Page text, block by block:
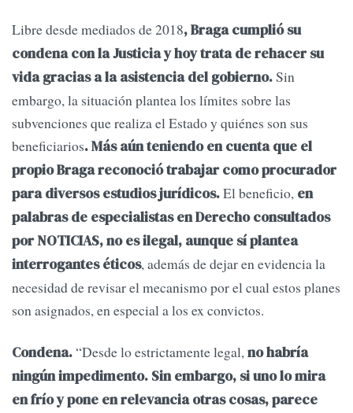
Libre desde mediados de 2018, Braga cumplió su
condena con la Justicia y hoy trata de rehacer su
vida gracias a la asistencia del gobierno.Sin
embargo, la situación plantea los límites sobre las
subvenciones que realiza el Estado y quiénes son sus
beneficiarios. Más aún teniendo en cuenta que el
propio Braga reconoció trabajar como procurador
para diversos estudios jurídicos.El beneficio, en
palabras de especialistas en Derecho consultados
por NOTICIAS, no es ilegal, aunque sí plantea
interrogantes éticos, además de dejar en evidencia la
necesidad de revisar el mecanismo por el cual estos planes
son asignados, en especial a los ex convictos.
Condena.“Desde lo estrictamente legal,no habría
ningún impedimento. Sin embargo, si uno lo mira
en frío y pone en relevancia otras cosas, parece